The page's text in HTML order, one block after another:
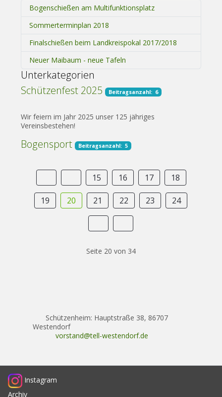
Bogenschießen am Multifunktionsplatz
Sommerterminplan 2018
Finalschießen beim Landkreispokal 2017/2018
Neuer Maibaum - neue Tafeln
Unterkategorien
Schützenfest 2025
Beitragsanzahl: 6
Wir feiern im Jahr 2025 unser 125 jähriges
Vereinsbestehen!
Bogensport Beitragsanzahl: 5
15 16 17 18
19 20 21 22 23 24
Seite 20 von 34
Schützenheim: Hauptstraße 38, 86707
Westendorf
vorstand@tell-westendorf.de
Instagram
Archiv